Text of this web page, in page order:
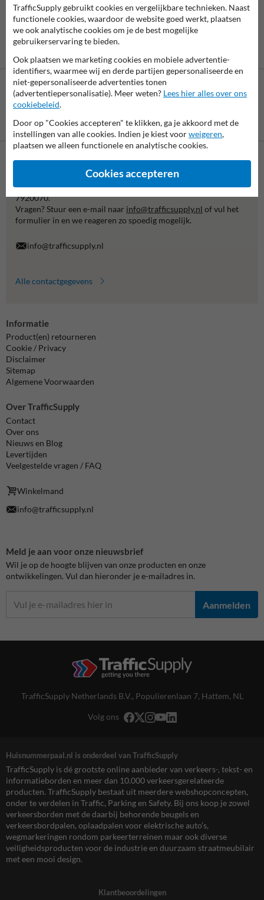
Betaling achteraf
is mogelijk
Neem contact met ons op
Wij zijn op werkdagen (van 8.00 tot 17.00) te bereiken op 038-
7920070.
Vragen? Stuur een e-mail naar info@trafficsupply.nl of vul het
formulier in en we reageren zo spoedig mogelijk.
info@trafficsupply.nl
Alle contactgegevens
Informatie
Product(en) retourneren
Cookie / Privacy
Disclaimer
Sitemap
Algemene Voorwaarden
Over TrafficSupply
Contact
Over ons
Nieuws en Blog
Levertijden
Veelgestelde vragen / FAQ
Winkelmand
info@trafficsupply.nl
Meld je aan voor onze nieuwsbrief
Wil je op de hoogte blijven van onze producten en onze
ontwikkelingen. Vul dan hieronder je e-mailadres in.
Aanmelden
TrafficSupply Netherlands B.V., Populierenlaan 7, Hattem, NL
Volg ons
Huisnummerpaal.nl is onderdeel van TrafficSupply
TrafficSupply is dé grootste online aanbieder van verkeers-, tekst- en
informatieborden en meer dan 10.000 verkeersgerelateerde
producten. TrafficSupply bestaat uit meerdere webshopconcepten,
onder te verdelen in Traffic, Parking en Safety. Bij ons koop je zowel
verkeersborden met de daarbij behorende beugels en
verkeersbordpalen, oplaadpalen voor elektrische auto’s,
wegmarkeringen rondom parkeerterreinen maar ook diverse
veiligheidsproducten voor de industrie en duurzaam straatmeubilair
met een mooi design.
Klantbeoordelingen
TrafficSupply gebruikt cookies en vergelijkbare technieken. Naast
functionele cookies, waardoor de website goed werkt, plaatsen
we ook analytische cookies om je de best mogelijke
gebruikerservaring te bieden.
Ook plaatsen we marketing cookies en mobiele advertentie-
identifiers, waarmee wij en derde partijen gepersonaliseerde en
niet-gepersonaliseerde advertenties tonen
(advertentiepersonalisatie). Meer weten? Lees hier alles over ons
cookiebeleid.
Door op "Cookies accepteren" te klikken, ga je akkoord met de
instellingen van alle cookies. Indien je kiest voorweigeren,
plaatsen we alleen functionele en analytische cookies.
Cookies accepteren